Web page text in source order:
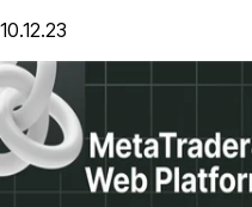
10.12.23